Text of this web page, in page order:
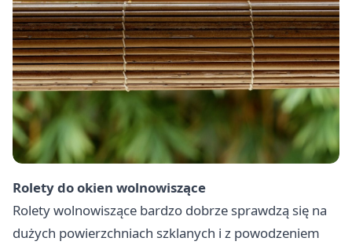
Rolety do okien wolnowiszące
Rolety wolnowiszące bardzo dobrze sprawdzą się na
dużych powierzchniach szklanych i z powodzeniem